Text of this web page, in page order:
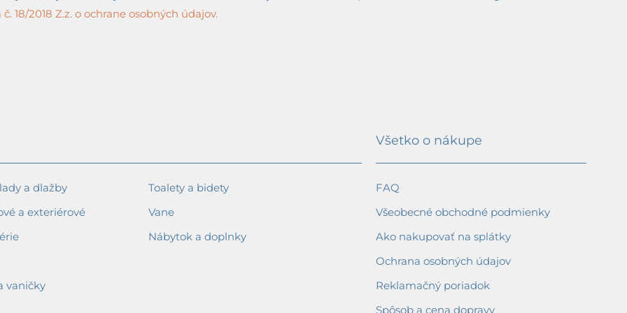
18/2018 Z.z. o ochrane osobných údajov.
a dlažby
a exteriérové
vaničky
Toalety a bidety
Vane
Nábytok a doplnky
Všetko o nákupe
FAQ
Všeobecné obchodné podmienky
Ako nakupovať na splátky
Ochrana osobných údajov
Reklamačný poriadok
Spôsob a cena dopravy